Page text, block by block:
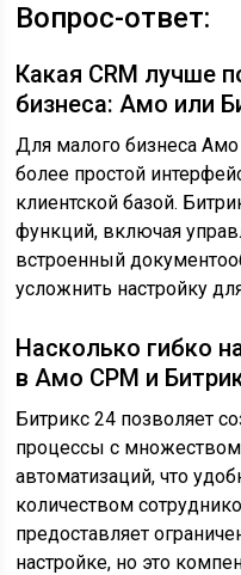
Вопрос-ответ:
Какая CRM лучше
бизнеса: Амо или
Для малого бизнеса
более простой
клиентской базой.
функций, включая
встроенный
усложнить настройку
Насколько гибко
в Амо СРМ и
Битрикс 24 позволяет
процессы с
автоматизаций, что
количеством
предоставляет
настройке, но это